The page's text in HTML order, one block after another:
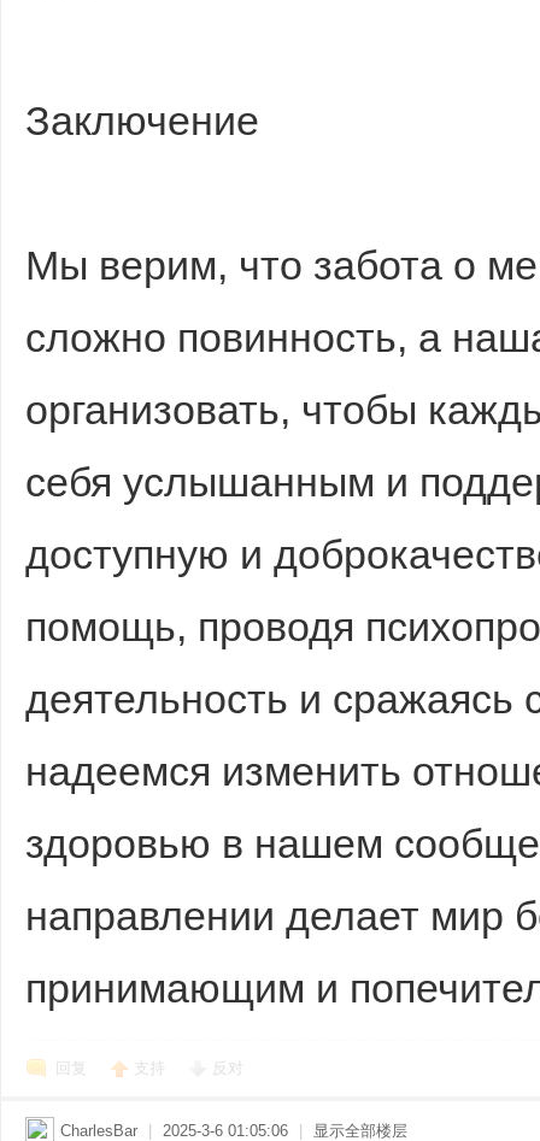
Заключение
Мы верим, что забота о
сложно повинность, а
организовать, чтобы
себя услышанным и
доступную и
помощь, проводя
деятельность и сражаясь
надеемся изменить
здоровью в нашем
направлении делает мир
принимающим и
回复 支持 反对
CharlesBar 2025-3-6 01:05:06 显示全部楼层